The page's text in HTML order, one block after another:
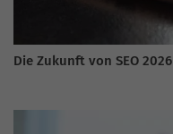
Die Zukunft von SEO 2026